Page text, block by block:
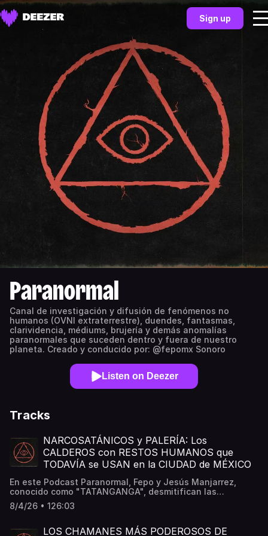
Sign up
Paranormal
Canal de investigación y difusión de fenómenos no
humanos (OVNI extraterrestre), duendes, fantasmas,
clarividencia, médiums, brujería y demás anomalías
paranormales que suceden dentro y fuera de nuestro
planeta. Creado y conducido por: @fepomx Sonoro
Listen on Deezer
Tracks
NARCOSATÁNICOS y PALERÍA: Los
CALDEROS con RESTOS HUMANOS que
TODAVÍA se USAN en la CIUDAD de MÉXICO
En este Podcast Paranormal, Fepo y Jesús Manjarrez,
conocido como "TATANGANGA", desmitifican las
creencias que existen sobre el Palo Monte y el Palo
Mayombe. A lo largo de este episodio te cuentan los
hacen dentro de una Nganga con huesos humanos. Te
8/4/26 • 126:03
LOS CHAMANES MÁS PODEROSOS DE